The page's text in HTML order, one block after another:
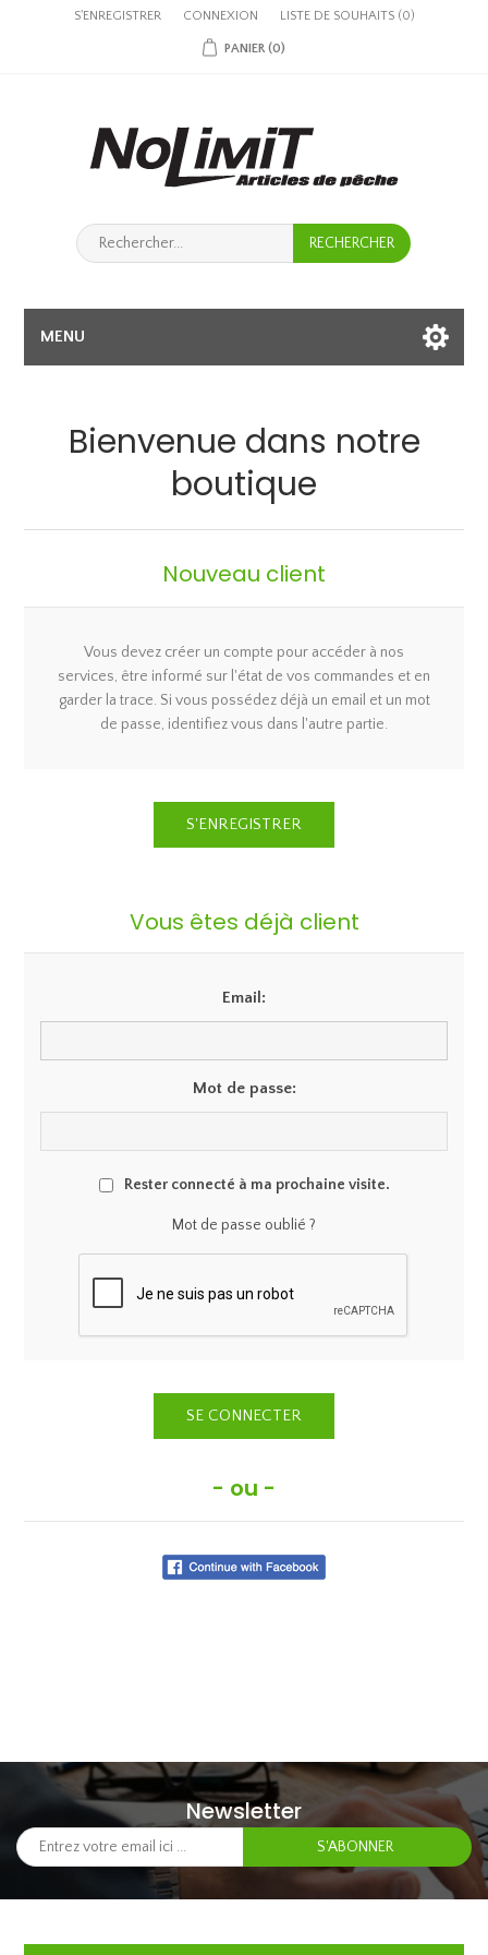
S'ENREGISTRER CONNEXION LISTE DE SOUHAITS (0)
PANIER (0)
MENU
Bienvenue dans notre
boutique
Nouveau client
Vous devez créer un compte pour accéder à nos
services, être informé sur l'état de vos commandes et en
garder la trace. Si vous possédez déjà un email et un mot
de passe, identifiez vous dans l'autre partie.
Vous êtes déjà client
Email:
Mot de passe:
Rester connecté à ma prochaine visite.
Mot de passe oublié ?
- ou -
Newsletter